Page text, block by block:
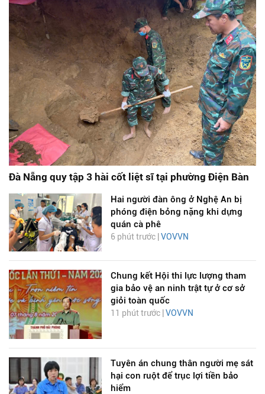
Đà Nẵng quy tập 3 hài cốt liệt sĩ tại phường Điện Bàn
Hai người đàn ông ở Nghệ An bị
phóng điện bỏng nặng khi dựng
quán cà phê
6 phút trước | VOVVN
Chung kết Hội thi lực lượng tham
gia bảo vệ an ninh trật tự ở cơ sở
giỏi toàn quốc
11 phút trước | VOVVN
Tuyên án chung thân người mẹ sát
hại con ruột để trục lợi tiền bảo
hiểm